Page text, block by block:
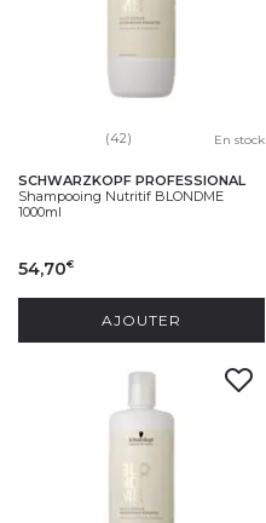
(42) En stock
SCHWARZKOPF PROFESSIONAL
Shampooing Nutritif BLONDME
1000ml
54,70€
AJOUTER